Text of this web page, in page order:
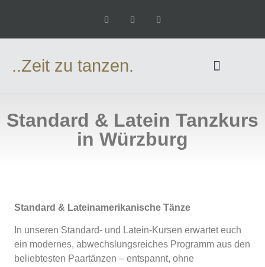
..Zeit zu tanzen.
Standard & Latein Tanzkurs
in Würzburg
Standard & Lateinamerikanische Tänze
In unseren Standard- und Latein-Kursen erwartet euch
ein modernes, abwechslungsreiches Programm aus den
beliebtesten Paartänzen – entspannt, ohne